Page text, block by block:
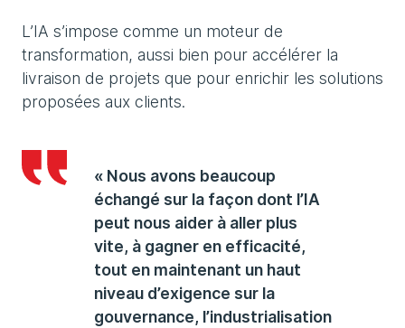
L’IA s’impose comme un moteur de
transformation, aussi bien pour accélérer la
livraison de projets que pour enrichir les solutions
proposées aux clients.
« Nous avons beaucoup
échangé sur la façon dont l’IA
peut nous aider à aller plus
vite, à gagner en efficacité,
tout en maintenant un haut
niveau d’exigence sur la
gouvernance, l’industrialisation